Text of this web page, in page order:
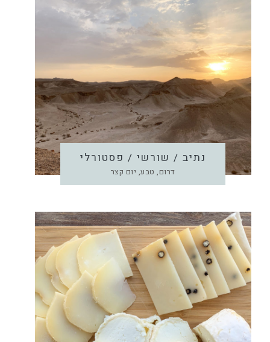
נתיב / שורשי / פסטורלי
דרום, טבע, יום קצר